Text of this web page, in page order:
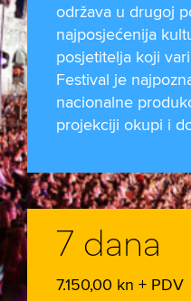
održava u drugoj
najposjećenija
posjetitelja koji
Festival je
nacionalne
projekciji okupi i
7 dana
7.150,00 kn + PDV